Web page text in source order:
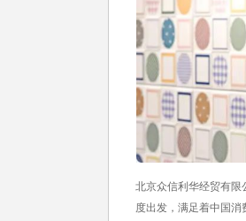
北京众信利华经贸有限
度出发，满足着中国消